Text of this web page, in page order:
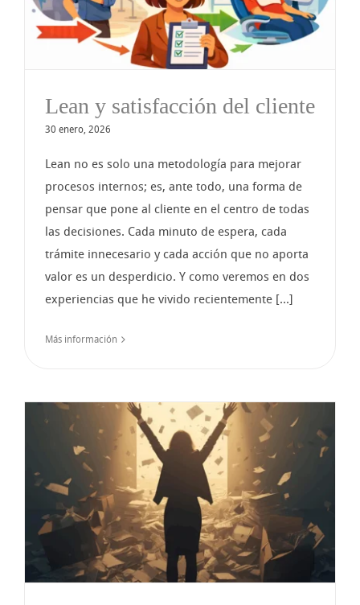
Lean y satisfacción del cliente
30 enero, 2026
Lean no es solo una metodología para mejorar
procesos internos; es, ante todo, una forma de
pensar que pone al cliente en el centro de todas
las decisiones. Cada minuto de espera, cada
trámite innecesario y cada acción que no aporta
valor es un desperdicio. Y como veremos en dos
experiencias que he vivido recientemente [...]
Más información